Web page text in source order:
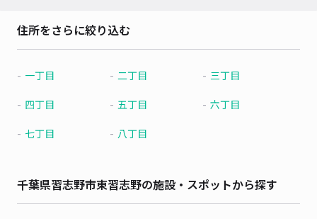
住所をさらに絞り込む
一丁目 二丁目 三丁目
四丁目 五丁目 六丁目
七丁目 八丁目
千葉県習志野市東習志野の施設・スポットから探す